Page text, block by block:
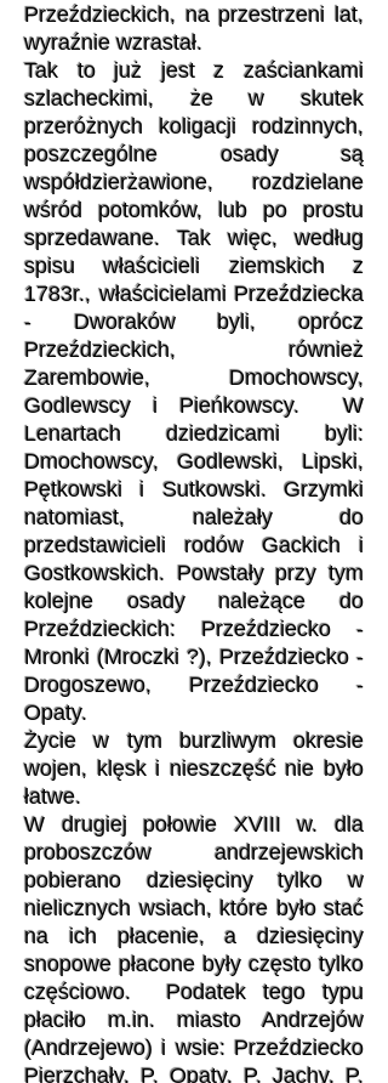
Przeździeckich, na przestrzeni lat,
wyraźnie wzrastał.
Tak to już jest z zaściankami
szlacheckimi, że w skutek
przeróżnych koligacji rodzinnych,
poszczególne osady są
współdzierżawione, rozdzielane
wśród potomków, lub po prostu
sprzedawane. Tak więc, według
spisu właścicieli ziemskich z
1783r., właścicielami Przeździecka
- Dworaków byli, oprócz
Przeździeckich, również
Zarembowie, Dmochowscy,
Godlewscy i Pieńkowscy. W
Lenartach dziedzicami byli:
Dmochowscy, Godlewski, Lipski,
Pętkowski i Sutkowski. Grzymki
natomiast, należały do
przedstawicieli rodów Gackich i
Gostkowskich. Powstały przy tym
kolejne osady należące do
Przeździeckich: Przeździecko -
Mronki (Mroczki ?), Przeździecko -
Drogoszewo, Przeździecko -
Opaty.
Życie w tym burzliwym okresie
wojen, klęsk i nieszczęść nie było
łatwe.
W drugiej połowie XVIII w. dla
proboszczów andrzejewskich
pobierano dziesięciny tylko w
nielicznych wsiach, które było stać
na ich płacenie, a dziesięciny
snopowe płacone były często tylko
częściowo. Podatek tego typu
płaciło m.in. miasto Andrzejów
(Andrzejewo) i wsie: Przeździecko
Pierzchały, P. Opaty, P. Jachy, P.